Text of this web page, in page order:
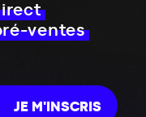
ventes
JE M'INSCRIS